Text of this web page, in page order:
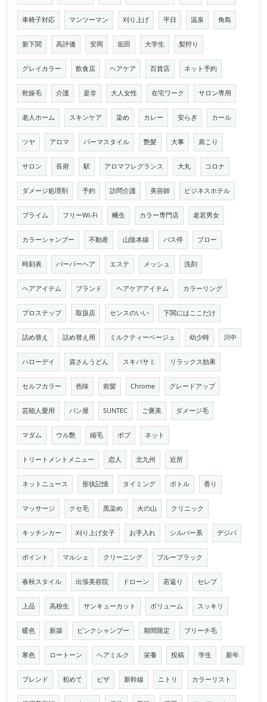
車椅子対応 マンツーマン 刈り上げ 平日 温泉 角島
新下関 高評価 安岡 垢田 大学生 梨狩り
グレイカラー 飲食店 ヘアケア 百貨店 ネット予約
乾燥毛 介護 是非 大人女性 在宅ワーク サロン専用
老人ホーム スキンケア 染め カレー 安らぎ カール
ツヤ アロマ パーマスタイル 艶髪 大事 肩こり
サロン 長府 駅 アロマフレグランス 大丸 コロナ
ダメージ処理剤 予約 訪問介護 美容師 ビジネスホテル
プライム フリーWi-Fi 幡生 カラー専門店 老若男女
カラーシャンプー 不動産 山陰本線 バス停 ブロー
時刻表 バーバーヘア エステ メッシュ 洗剤
ヘアアイテム ブランド ヘアケアアイテム カラーリング
プロステップ 取扱店 センスのいい 下関にはここだけ
詰め替え 詰め替え用 ミルクティーベージュ 幼少時 川中
ハローデイ 資さんうどん スキバサミ リラックス効果
セルフカラー 色味 前髪 Chrome グレードアップ
芸能人愛用 パン屋 SUNTEC ご褒美 ダメージ毛
マダム ウル艶 縮毛 ボブ ネット
トリートメントメニュー 恋人 北九州 近所
ネットニュース 形状記憶 タイミング ボトル 香り
マッサージ クセ毛 黒染め 火の山 クリニック
キッチンカー 刈り上げ女子 お手入れ シルバー系 デジパ
ポイント マルシェ クリーニング ブルーブラック
春秋スタイル 出張美容院 ドローン 若返り セレブ
上品 高校生 サンキューカット ボリューム スッキリ
暖色 新築 ピンクシャンプー 期間限定 ブリーチ毛
寒色 ロートーン ヘアミルク 栄養 投稿 学生 新年
ブレンド 初めて ピザ 新幹線 ニトリ カラーリスト